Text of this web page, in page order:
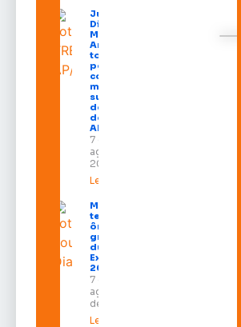
Juiz
Diego
Moura de
Araújo
toma
posse
como
membro
substituto
do Pleno
do TRE-
AP
7 de
agosto de
2026
Leia mais »
Macapá
terá
ônibus
gratuitos
durante a
Expofeira
2026
7 de
agosto
de 2026
Leia mais